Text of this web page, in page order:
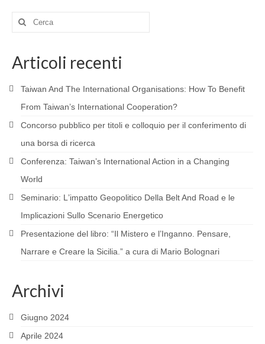
TRANSPARENCY
AFRICA
PROJECTS AND PUBLICATIONS
MATERIALS
ASIA
PROJECTS AND PUBLICATIONS
EVENTS
Incontri diplomatici calendario Marzo 2022
Cerca:
Articoli recenti
Taiwan And The International Organisations: How To Benefit
From Taiwan’s International Cooperation?
Concorso pubblico per titoli e colloquio per il conferimento di
una borsa di ricerca
Conferenza: Taiwanʼs International Action in a Changing
World
Seminario: Lʼimpatto Geopolitico Della Belt And Road e le
Implicazioni Sullo Scenario Energetico
Presentazione del libro: “Il Mistero e l’Inganno. Pensare,
Narrare e Creare la Sicilia.” a cura di Mario Bolognari
Archivi
Giugno 2024
Aprile 2024